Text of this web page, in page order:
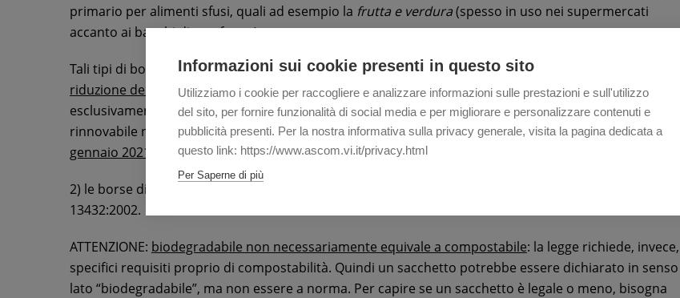
primario per alimenti sfusi, quali ad esempio la frutta e verdura(spesso in uso nei supermercati
accanto ai banchi di ortofrutta).
Tali tipi di borse (si tratta della novità principale del Decreto 91/2017) sono oggetto di
riduzione della commercializzazione: dal 1° gennaio 2018, possono essere commercializzate
esclusivamente le borse biodegradabili e compostabili e con un contenuto minimo di materia prima
rinnovabile non inferiore al 40%; percentuale che sale al 50%dal 1° gennaio 2020ed al 60%dal 1°
gennaio 2021
2) le borse di plastica
13432:2002.
ATTENZIONE: biodegradabile non necessariamente equivale a compostabile: la legge richiede, invece,
specifici requisiti proprio di compostabilità. Quindi un sacchetto potrebbe essere dichiarato in senso
lato “biodegradabile”, ma non essere a norma. Per capire se un sacchetto è legale o meno, bisogna
Informazioni sui cookie presenti in questo sito
Utilizziamo i cookie per raccogliere e analizzare informazioni sulle prestazioni e sull'utilizzo
del sito, per fornire funzionalità di social media e per migliorare e personalizzare contenuti e
pubblicità presenti. Per la nostra informativa sulla privacy generale, visita la pagina dedicata a
questo link: https://www.ascom.vi.it/privacy.html
Per Saperne di più